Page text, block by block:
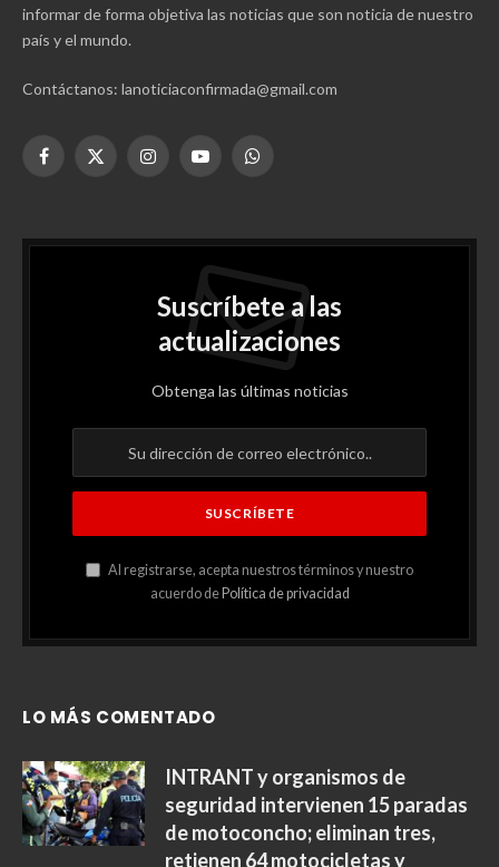
informar de forma objetiva las noticias que son noticia de nuestro
país y el mundo.
Contáctanos: lanoticiaconfirmada@gmail.com
Facebook
X
InstagramYouTubeWhatsApp
Suscríbete a las
actualizaciones
Obtenga las últimas noticias
Al registrarse, acepta nuestros términos y nuestro
acuerdo de Política de privacidad
LO MÁS COMENTADO
INTRANT y organismos de
seguridad intervienen 15 paradas
de motoconcho; eliminan tres,
retienen 64 motocicletas y